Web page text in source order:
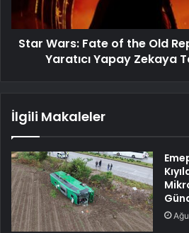
Star Wars: Fate of the Old
Yaratıcı Yapay Zekaya
İlgili Makaleler